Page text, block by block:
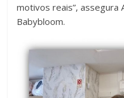
motivos reais”, assegura
Babybloom.